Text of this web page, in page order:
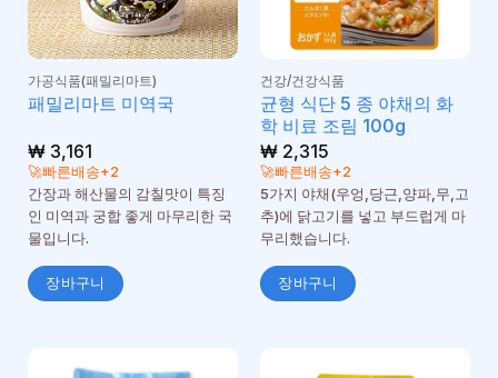
가공식품(패밀리마트)
패밀리마트 미역국
₩3,161
🚀빠른배송+2
간장과 해산물의 감칠맛이 특징
인 미역과 궁합 좋게 마무리한 국
물입니다.
장바구니
건강/건강식품
균형 식단 5 종 야채의 화
학 비료 조림 100g
₩2,315
🚀빠른배송+2
5가지 야채(우엉,당근,양파,무,고
추)에 닭고기를 넣고 부드럽게 마
무리했습니다.
장바구니